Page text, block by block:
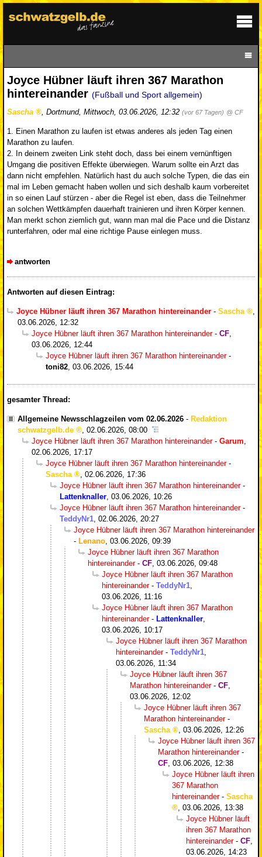
Joyce Hübner läuft ihren 367 Marathon
hintereinander (Fußball und Sport allgemein)
Sascha , Dortmund, Mittwoch, 03.06.2026, 12:32 (vor 67 Tagen) @ CF
1. Einen Marathon zu laufen ist etwas anderes als jeden Tag einen
Marathon zu laufen.
2. In deinem zweiten Link steht doch, dass bei einem vernünftigen
Umgang die positiven Effekte überwiegen. Warum sollte ein Arzt das
dann nicht empfehlen. Natürlich hast du auch solche Typen, die das ein
mal im Leben gemacht haben wollen und sich deshalb kaum vorbereitet
in so einen Lauf stürzen - aber die Regel ist eben, dass die Teilnehmer
an solchen Wettkämpfen dauerhaft trainieren und ihren Körper kennen.
Man merkt schon ziemlich gut, wann man mal die Pace und die Distanz
runterfahren, oder mal eine richtige Pause einlegen muss.
antworten
Antworten auf diesen Eintrag:
Joyce Hübner läuft ihren 367 Marathon hintereinander - Sascha
,
03.06.2026, 12:32
Joyce Hübner läuft ihren 367 Marathon hintereinander- CF,
03.06.2026, 12:44
Joyce Hübner läuft ihren 367 Marathon hintereinander-
toni82, 03.06.2026, 15:44
gesamter Thread:
Allgemeine Newsschlagzeilen vom 02.06.2026 - Redaktion
schwatzgelb.de
02.06.2026, 08:00
Joyce Hübner läuft ihren 367 Marathon hintereinander- Garum
02.06.2026, 17:17
Joyce Hübner läuft ihren 367 Marathon hintereinander-
Sascha
02.06.2026, 17:36
Joyce Hübner läuft ihren 367 Marathon hintereinander-
Lattenknaller 03.06.2026, 10:26
Joyce Hübner läuft ihren 367 Marathon hintereinander-
TeddyNr1 02.06.2026, 20:27
Joyce Hübner läuft ihren 367 Marathon hintereinander
- Lenano 03.06.2026, 09:39
Joyce Hübner läuft ihren 367 Marathon
hintereinander- CF 03.06.2026, 09:48
Joyce Hübner läuft ihren 367 Marathon
hintereinander- TeddyNr1
03.06.2026, 11:16
Joyce Hübner läuft ihren 367 Marathon
hintereinander- Lattenknaller
03.06.2026, 10:17
Joyce Hübner läuft ihren 367 Marathon
hintereinander- TeddyNr1
03.06.2026, 11:34
Joyce Hübner läuft ihren 367
Marathon hintereinander- CF
03.06.2026, 12:02
Joyce Hübner läuft ihren 367
Marathon hintereinander-
Sascha
03.06.2026, 12:26
Joyce Hübner läuft ihren 367
Marathon hintereinander-
CF 03.06.2026, 12:38
Joyce Hübner läuft ihren
367 Marathon
hintereinander- Sascha
03.06.2026, 13:38
Joyce Hübner läuft
ihren 367 Marathon
hintereinander- CF
03.06.2026, 14:23